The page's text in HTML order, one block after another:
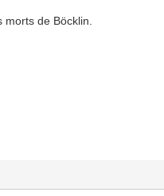
de Böcklin.